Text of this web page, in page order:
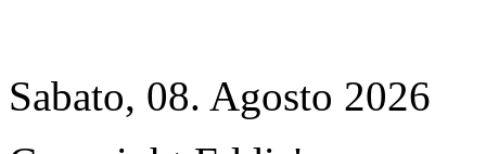
Sabato, 08. Agosto 2026